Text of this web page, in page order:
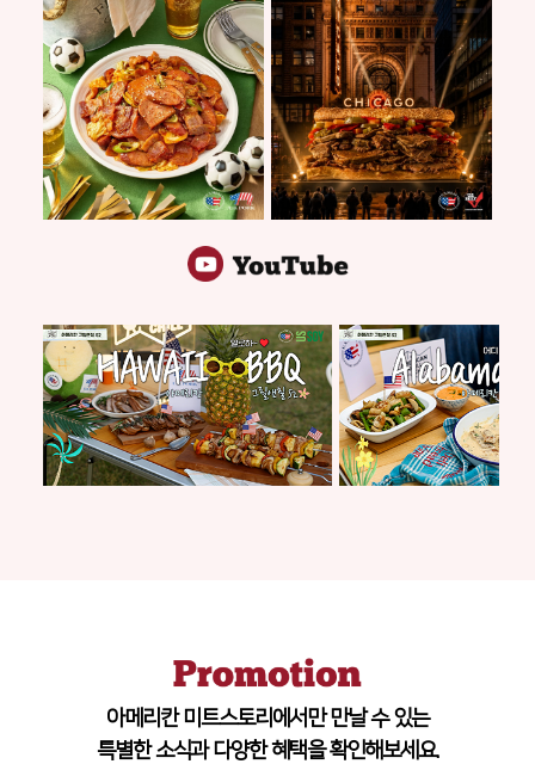
아메리칸 미트스토리에서만 만날 수 있는
특별한 소식과 다양한 혜택을 확인해보세요.